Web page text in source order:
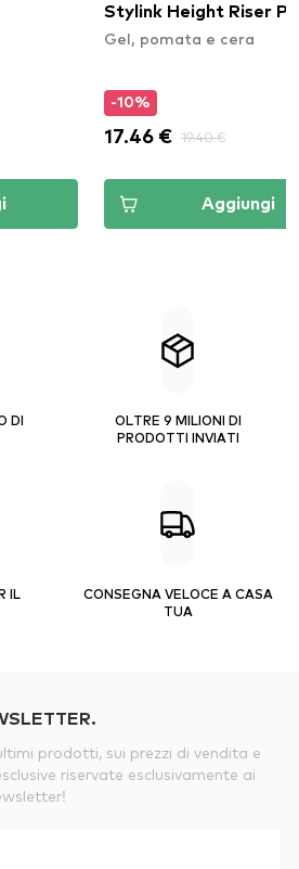
Stylink Height Riser
Gel, pomata e cera
-10%
17.46 € 19.40 €
Aggiungi
DI
OLTRE 9 MILIONI DI
PRODOTTI INVIATI
IL
CONSEGNA VELOCE A CASA
TUA
prodotti, sui prezzi di vendita e
riservate esclusivamente ai